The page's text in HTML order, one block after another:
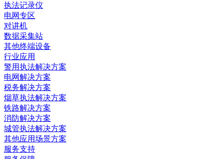
执法记录仪
电网专区
对讲机
数据采集站
其他终端设备
行业应用
警用执法解决方案
电网解决方案
税务解决方案
烟草执法解决方案
铁路解决方案
消防解决方案
城管执法解决方案
其他应用场景方案
服务支持